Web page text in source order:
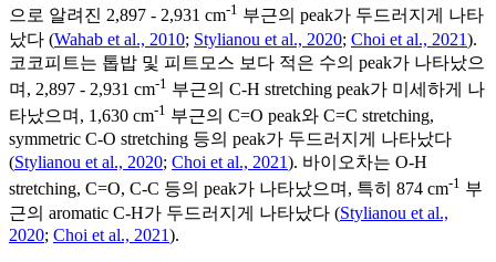
으로 알려진 2,897 - 2,931 cm-1 부근의 peak가 두드러지게 나타
났다 (Wahab et al., 2010; Stylianou et al., 2020; Choi et al., 2021).
코코피트는 톱밥 및 피트모스 보다 적은 수의 peak가 나타났으
며, 2,897 - 2,931 cm-1 부근의 C-H stretching peak가 미세하게 나
타났으며, 1,630 cm-1 부근의 C=O peak와 C=C stretching,
symmetric C-O stretching 등의 peak가 두드러지게 나타났다
(Stylianou et al., 2020; Choi et al., 2021). 바이오차는 O-H
stretching, C=O, C-C 등의 peak가 나타났으며, 특히 874 cm-1 부
근의 aromatic C-H가 두드러지게 나타났다 (Stylianou et al.,
2020; Choi et al., 2021).